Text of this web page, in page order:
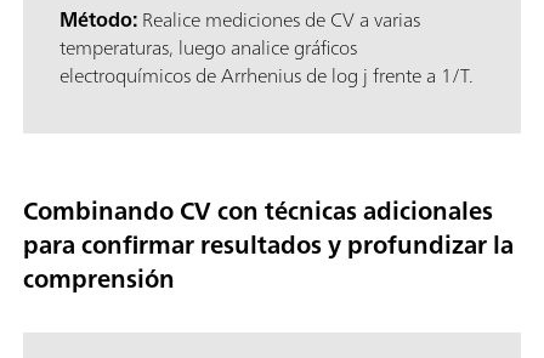
Método:Realice mediciones de CV a varias
temperaturas, luego analice gráficos
electroquímicos de Arrhenius de log j frente a 1/T.
Combinando CV con técnicas adicionales
para confirmar resultados y profundizar la
comprensión